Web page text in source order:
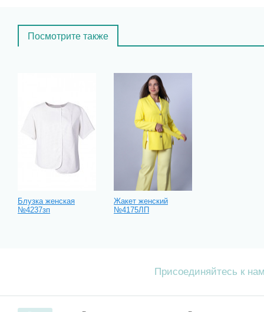
Посмотрите также
Блузка женская
№4237зп
Жакет женский
№4175ЛП
Присоединяйтесь к